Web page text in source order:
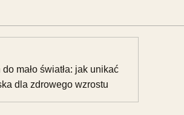
mało światła: jak unikać
dla zdrowego wzrostu